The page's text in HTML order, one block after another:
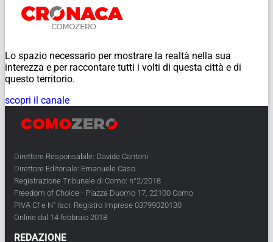
Lo spazio necessario per mostrare la realtà nella sua
interezza e per raccontare tutti i volti di questa città e di
questo territorio.
scopri il canale
Direttore Responsabile: Davide Cantoni
Direttore Editoriale: Emanuele Caso
Registrazione Tribunale di Como: n°2/2018
Freedom of Choice - Piazza Duomo 17, 22100 Como
PIVA Cf e N° Iscr. Registro Imprese 03799020130
Online dal 14 febbraio 2018
REDAZIONE